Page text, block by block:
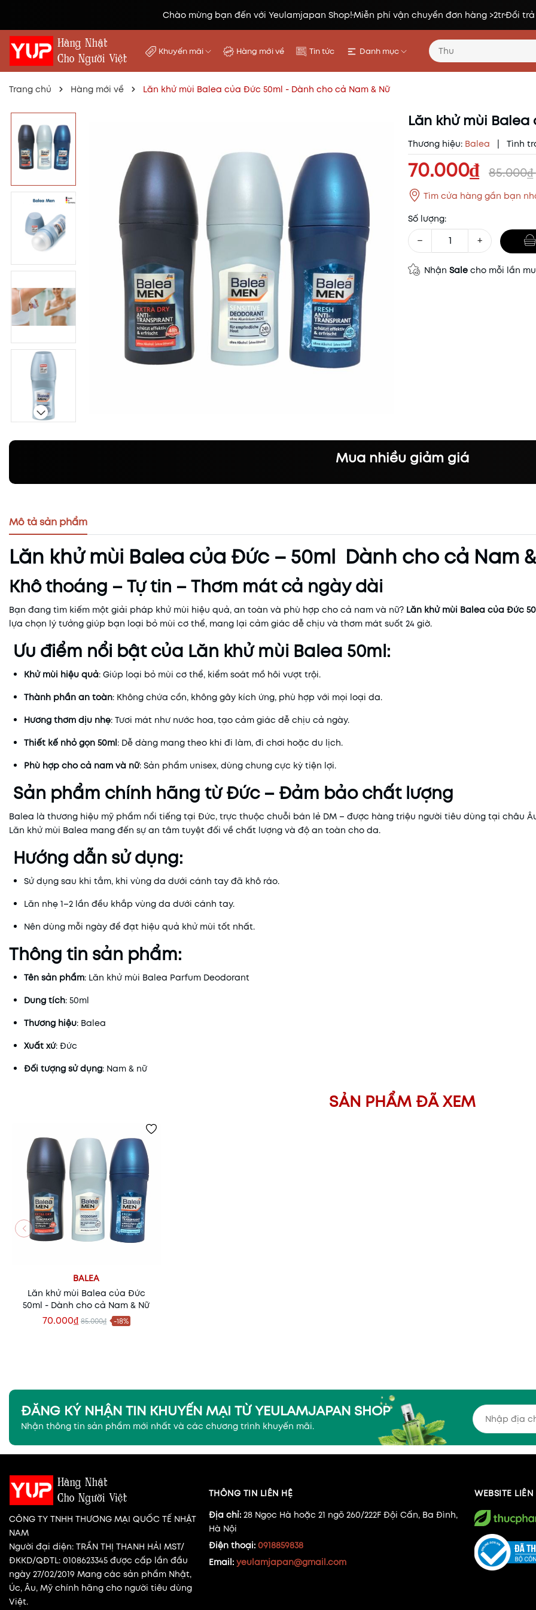
Chào mừng bạn đến với Yeulamjapan Shop!Miễn phí vận chuyển đơn hàng >2trĐổi trả
Khuyến mãi Hàng mới về Tin tức Danh mục
Trang chủ Hàng mới về Lăn khử mùi Balea của Đức 50ml - Dành cho cả Nam & Nữ
Lăn khử mùi
Thương hiệu: Balea Tình
70.000₫ 85.000₫
Tìm cửa hàng gần bạn
Số lượng:
− +
Nhận Sale cho mỗi lần
Mua nhiều giảm giá
Mô tả sản phẩm
Lăn khử mùi Balea của Đức – 50ml Dành cho cả Nam
Khô thoáng – Tự tin – Thơm mát cả ngày dài
Bạn đang tìm kiếm một giải pháp khử mùi hiệu quả, an toàn và phù hợp cho cả nam và nữ? Lăn khử mùi Balea của Đức
lựa chọn lý tưởng giúp bạn loại bỏ mùi cơ thể, mang lại cảm giác dễ chịu và thơm mát suốt 24 giờ.
Ưu điểm nổi bật của Lăn khử mùi Balea 50ml:
Khử mùi hiệu quả: Giúp loại bỏ mùi cơ thể, kiểm soát mồ hôi vượt trội.
Thành phần an toàn: Không chứa cồn, không gây kích ứng, phù hợp với mọi loại da.
Hương thơm dịu nhẹ: Tươi mát như nước hoa, tạo cảm giác dễ chịu cả ngày.
Thiết kế nhỏ gọn 50ml: Dễ dàng mang theo khi đi làm, đi chơi hoặc du lịch.
Phù hợp cho cả nam và nữ: Sản phẩm unisex, dùng chung cực kỳ tiện lợi.
Sản phẩm chính hãng từ Đức – Đảm bảo chất lượng
Balea là thương hiệu mỹ phẩm nổi tiếng tại Đức, trực thuộc chuỗi bán lẻ DM – được hàng triệu người tiêu dùng tại châu
Lăn khử mùi Balea mang đến sự an tâm tuyệt đối về chất lượng và độ an toàn cho da.
Hướng dẫn sử dụng:
Sử dụng sau khi tắm, khi vùng da dưới cánh tay đã khô ráo.
Lăn nhẹ 1–2 lần đều khắp vùng da dưới cánh tay.
Nên dùng mỗi ngày để đạt hiệu quả khử mùi tốt nhất.
Thông tin sản phẩm:
Tên sản phẩm: Lăn khử mùi Balea Parfum Deodorant
Dung tích: 50ml
Thương hiệu: Balea
Xuất xứ: Đức
Đối tượng sử dụng: Nam & nữ
SẢN PHẨM ĐÃ XEM
BALEA
Lăn khử mùi Balea của Đức
50ml - Dành cho cả Nam & Nữ
70.000₫ 85.000₫ -18%
ĐĂNG KÝ NHẬN TIN KHUYẾN MẠI TỪ YEULAMJAPAN SHOP
Nhận thông tin sản phẩm mới nhất và các chương trình khuyến mãi.
CÔNG TY TNHH THƯƠNG MẠI QUỐC TẾ NHẬT
NAM
Người đại diện: TRẦN THỊ THANH HẢI MST/
ĐKKD/QĐTL: 0108623345 được cấp lần đầu
ngày 27/02/2019 Mang các sản phẩm Nhật,
Úc, Âu, Mỹ chính hãng cho người tiêu dùng
Việt.
THÔNG TIN LIÊN HỆ
Địa chỉ: 28 Ngọc Hà hoặc 21 ngõ 260/222F Đội Cấn, Ba Đình,
Hà Nội
Điện thoại: 0918859838
Email: yeulamjapan@gmail.com
WEBSITE